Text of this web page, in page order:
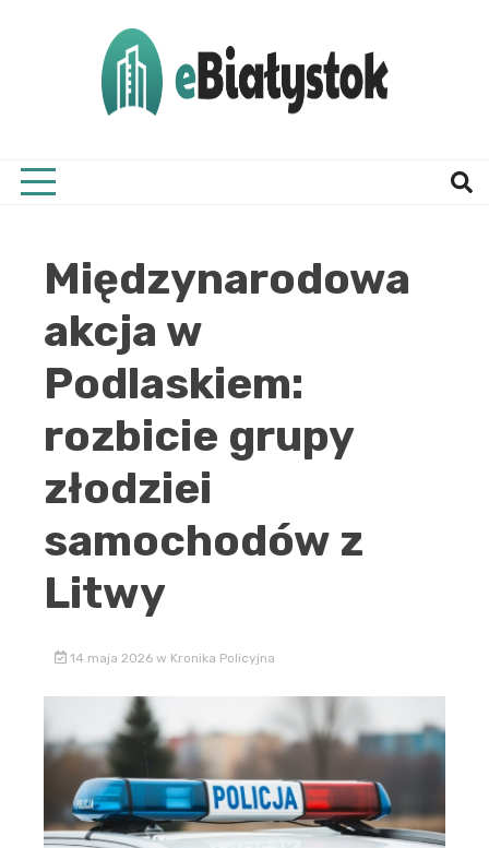
Międzynarodowa
akcja w
Podlaskiem:
rozbicie grupy
złodziei
samochodów z
Litwy
14 maja 2026 w Kronika Policyjna